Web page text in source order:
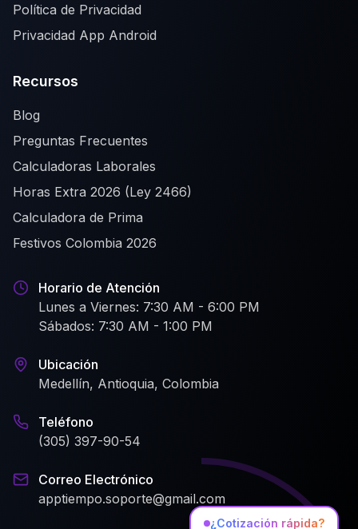
Política de Privacidad
Privacidad App Android
Recursos
Blog
Preguntas Frecuentes
Calculadoras Laborales
Horas Extra 2026 (Ley 2466)
Calculadora de Prima
Festivos Colombia 2026
Horario de Atención
Lunes a Viernes: 7:30 AM - 6:00 PM
Sábados: 7:30 AM - 1:00 PM
Ubicación
Medellín, Antioquia, Colombia
Teléfono
(305) 397-90-54
Correo Electrónico
apptiempo.soporte@gmail.com
¿Cotización rápida?